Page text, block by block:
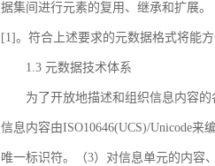
据集间进行元素的复用、继承和扩展
[1]。符合上述要求的元数据格式将能
1.3 元数据技术体系
为了开放地描述和组织信息内容
信息内容由ISO10646(UCS)/Unicode
唯一标识符。（3）对信息单元的内容